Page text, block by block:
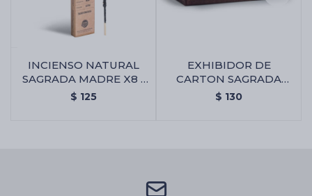
INCIENSO NATURAL
SAGRADA MADRE X8 -
Ambar
$ 125
EXHIBIDOR DE
CARTON SAGRADA
MADRE - Exhibidor De
$ 130